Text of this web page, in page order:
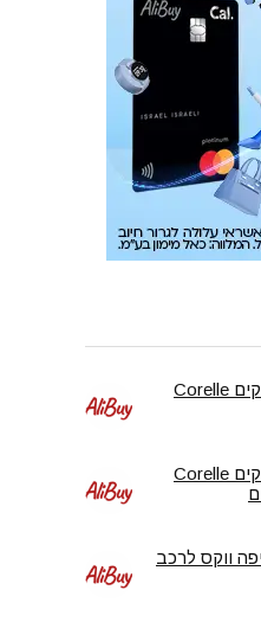
סט 12 חלקים Corelle
סט 12 חלקים Corelle
ווקס לרכב